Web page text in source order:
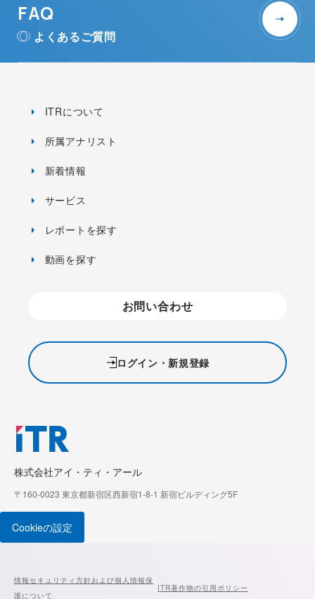
FAQ
よくあるご質問
株式会社アイ・ティ・アール
〒160-0023 東京都新宿区西新宿1-8-1 新宿ビルディング5F
ITRについて
所属アナリスト
新着情報
サービス
レポートを探す
動画を探す
お問い合わせ
ログイン・新規登録
Cookieの設定
情報セキュリティ方針および個人情報保
護について
ITR著作物の引用ポリシー